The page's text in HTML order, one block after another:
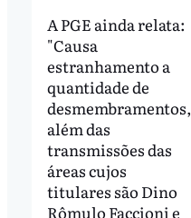
A PGE ainda relata:
"Causa
estranhamento a
quantidade de
desmembramentos,
além das
transmissões das
áreas cujos
titulares são Dino
Rômulo Faccioni e